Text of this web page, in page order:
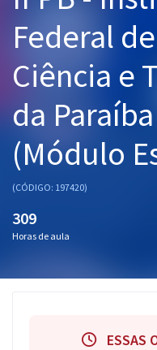
Graduação
Mentorias
Questões grátis
Blog
Federal
Ciência e
da
(Módulo
(CÓDIGO: 197420)
309
Horas de aula
ESSAS